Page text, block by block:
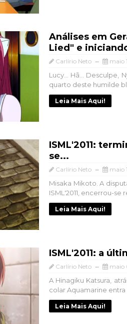
Análises em
Lied" e
Carlírio Neto maio
Lucy... Hã... Desculpe,
quarto deste humilde
Leia Mais Aqui!
ISML'2011:
se...
Carlírio Neto maio
Misaka Mikoto. A
ISML'2011, encerrou-
Leia Mais Aqui!
ISML'2011: a
Carlírio Neto maio
A Hinagiku Katsura,
colar Aquamarine entra
Leia Mais Aqui!